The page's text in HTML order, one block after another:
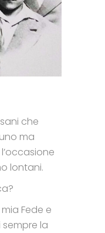
che
ma
lontani.
Fede e
la